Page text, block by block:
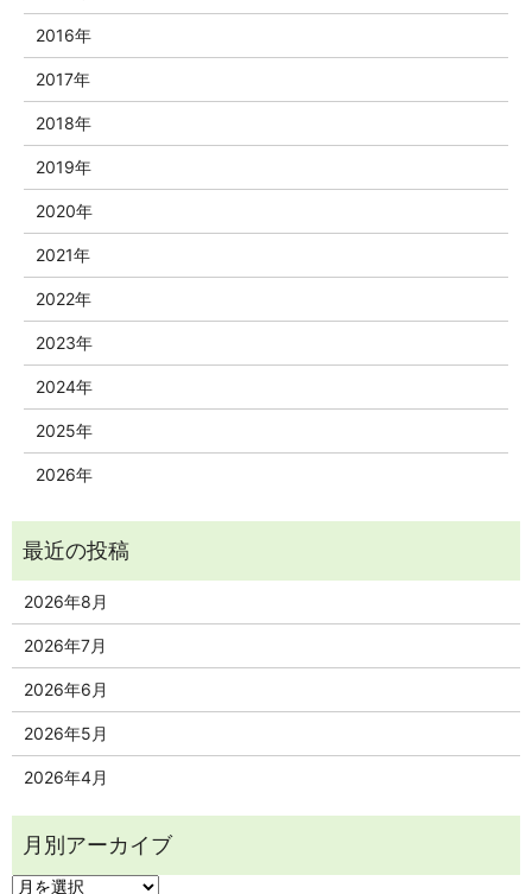
2016年
2017年
2018年
2019年
2020年
2021年
2022年
2023年
2024年
2025年
2026年
2026年8月
2026年7月
2026年6月
2026年5月
2026年4月